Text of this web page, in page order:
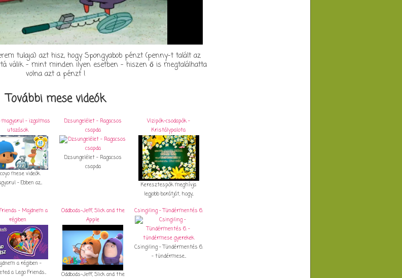
tulaja) azt hisz, hogy Spongyabob pénzt (penny-t talált az
válik - mint minden ilyen esetben - hiszen ő is megtalálhatta
volna azt a pénzt !
További mese videók
magyarul - izgalmas
utazások
mese videók
- Ebben az...
Dzsungelélet - Ragacsos
csapda
Dzsungelélet - Ragacsos
csapda
Vizipók-csodapók -
Kristálypalota
Keresztespók meghívja
legjobb barátját, hogy...
- Majdnem a
régiben
a régiben -
a Lego Friends...
Oddbods-Jeff, Slick and the
Apple
Oddbods-Jeff, Slick and the
Csingiling - Tündérmentés 6.
Csingiling - Tündérmentés 6.
- tündérmese...